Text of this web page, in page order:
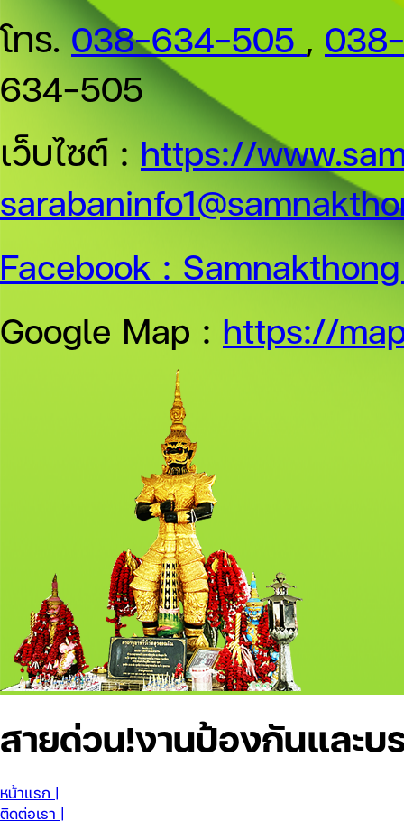
โทร.038-634-505 ,
634-505
เว็บไซต์ : https://
Facebook :
Google Map : https://
สายด่วน!งานป้องกันและบ
หน้าแรก |
ติดต่อเรา |